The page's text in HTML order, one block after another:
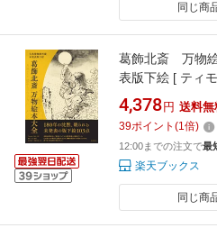
同じ商
葛飾北斎 万物
表版下絵 [ ティ
4,378 円 送料無
39ポイント (1倍)
12:00までの注文で最
楽天ブックス
同じ商